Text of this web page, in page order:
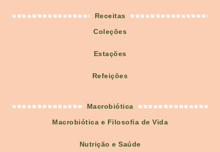
Receitas
Coleções
Estações
Refeições
Macrobiótica
Macrobiótica e Filosofia de Vida
Nutrição e Saúde